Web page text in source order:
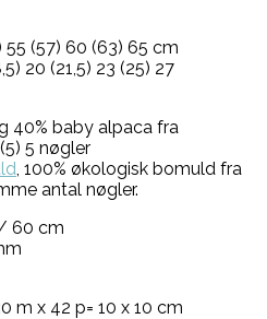
(57) 60 (63) 65 cm
20 (21,5) 23 (25) 27
40% baby alpaca fra
5 nøgler
, 100% økologisk bomuld fra
antal nøgler.
60 cm
m x 42 p= 10 x 10 cm